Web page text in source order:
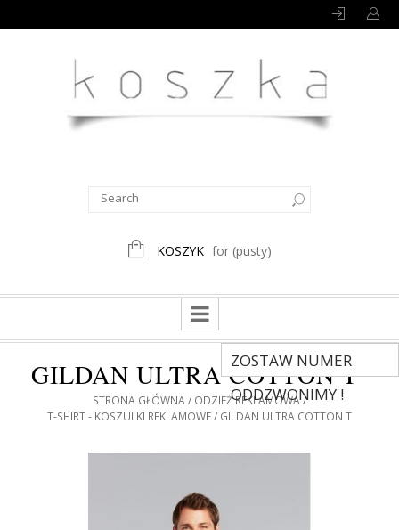
KOSZYK for (pusty)
ZOSTAW NUMER
ODDZWONIMY !
GILDAN ULTRA COTTON T
STRONA GŁÓWNA
ODZIEŻ REKLAMOWA
T-SHIRT - KOSZULKI REKLAMOWE
GILDAN ULTRA COTTON T